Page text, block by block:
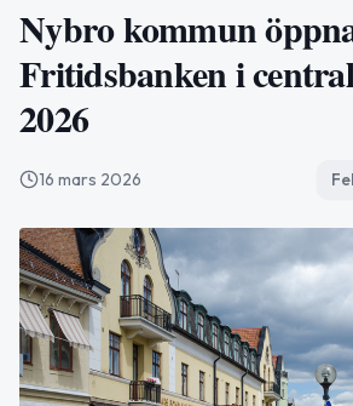
Nybro kommun
Fritidsbanken i
2026
16 mars 2026